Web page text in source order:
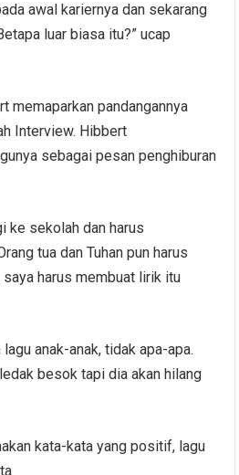
awal kariernya dan sekarang
luar biasa itu?” ucap
memaparkan pandangannya
Interview. Hibbert
sebagai pesan penghiburan
ke sekolah dan harus
tua dan Tuhan pun harus
harus membuat lirik itu
anak-anak, tidak apa-apa.
besok tapi dia akan hilang
kata-kata yang positif, lagu